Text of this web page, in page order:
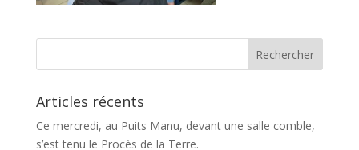
Articles récents
Ce mercredi, au Puits Manu, devant une salle comble,
s’est tenu le Procès de la Terre.